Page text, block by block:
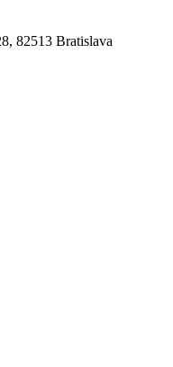
82513 Bratislava